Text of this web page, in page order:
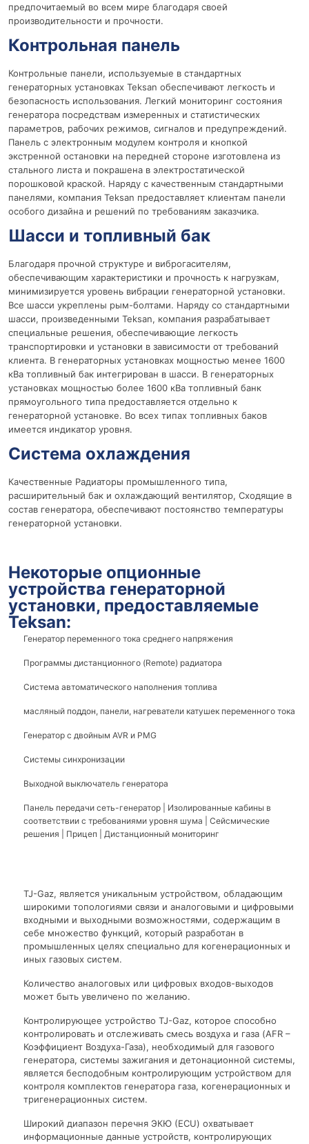
предпочитаемый во всем мире благодаря своей
производительности и прочности.
Контрольная панель
Контрольные панели, используемые в стандартных
генераторных установках Teksan обеспечивают легкость и
безопасность использования. Легкий мониторинг состояния
генератора посредствам измеренных и статистических
параметров, рабочих режимов, сигналов и предупреждений.
Панель с электронным модулем контроля и кнопкой
экстренной остановки на передней стороне изготовлена из
стального листа и покрашена в электростатической
порошковой краской. Наряду с качественным стандартными
панелями, компания Teksan предоставляет клиентам панели
особого дизайна и решений по требованиям заказчика.
Шасси и топливный бак
Благодаря прочной структуре и виброгасителям,
обеспечивающим характеристики и прочность к нагрузкам,
минимизируется уровень вибрации генераторной установки.
Все шасси укреплены рым-болтами. Наряду со стандартными
шасси, произведенными Teksan, компания разрабатывает
специальные решения, обеспечивающие легкость
транспортировки и установки в зависимости от требований
клиента. В генераторных установках мощностью менее 1600
кВа топливный бак интегрирован в шасси. В генераторных
установках мощностью более 1600 кВа топливный банк
прямоугольного типа предоставляется отдельно к
генераторной установке. Во всех типах топливных баков
имеется индикатор уровня.
Система охлаждения
Качественные Радиаторы промышленного типа,
расширительный бак и охлаждающий вентилятор, Сходящие в
состав генератора, обеспечивают постоянство температуры
генераторной установки.
Некоторые опционные
устройства генераторной
установки, предоставляемые
Teksan:
Генератор переменного тока среднего напряжения
Программы дистанционного (Remote) радиатора
Система автоматического наполнения топлива
масляный поддон, панели, нагреватели катушек переменного тока
Генератор с двойным AVR и PMG
Системы синхронизации
Выходной выключатель генератора
Панель передачи сеть-генератор | Изолированные кабины в
соответствии с требованиями уровня шума | Сейсмические
решения | Прицеп | Дистанционный мониторинг
TJ-Gaz, является уникальным устройством, обладающим
широкими топологиями связи и аналоговыми и цифровыми
входными и выходными возможностями, содержащим в
себе множество функций, который разработан в
промышленных целях специально для когенерационных и
иных газовых систем.
Количество аналоговых или цифровых входов-выходов
может быть увеличено по желанию.
Контролирующее устройство TJ-Gaz, которое способно
контролировать и отслеживать смесь воздуха и газа (AFR –
Коэффициент Воздуха-Газа), необходимый для газового
генератора, системы зажигания и детонационной системы,
является бесподобным контролирующим устройством для
контроля комплектов генератора газа, когенерационных и
тригенерационных систем.
Широкий диапазон перечня ЭКЮ (ECU) охватывает
информационные данные устройств, контролирующих